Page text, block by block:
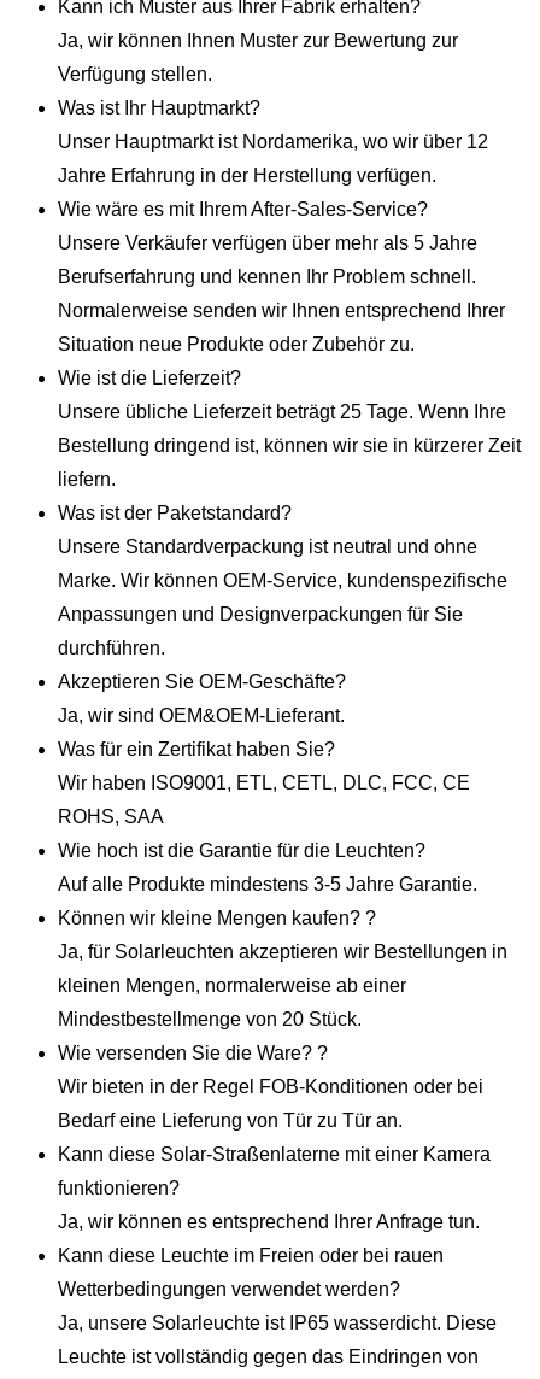
Kann ich Muster aus Ihrer Fabrik erhalten?
Ja, wir können Ihnen Muster zur Bewertung zur
Verfügung stellen.
Was ist Ihr Hauptmarkt?
Unser Hauptmarkt ist Nordamerika, wo wir über 12
Jahre Erfahrung in der Herstellung verfügen.
Wie wäre es mit Ihrem After-Sales-Service?
Unsere Verkäufer verfügen über mehr als 5 Jahre
Berufserfahrung und kennen Ihr Problem schnell.
Normalerweise senden wir Ihnen entsprechend Ihrer
Situation neue Produkte oder Zubehör zu.
Wie ist die Lieferzeit?
Unsere übliche Lieferzeit beträgt 25 Tage. Wenn Ihre
Bestellung dringend ist, können wir sie in kürzerer Zeit
liefern.
Was ist der Paketstandard?
Unsere Standardverpackung ist neutral und ohne
Marke. Wir können OEM-Service, kundenspezifische
Anpassungen und Designverpackungen für Sie
durchführen.
Akzeptieren Sie OEM-Geschäfte?
Ja, wir sind OEM&OEM-Lieferant.
Was für ein Zertifikat haben Sie?
Wir haben ISO9001, ETL, CETL, DLC, FCC, CE
ROHS, SAA
Wie hoch ist die Garantie für die Leuchten?
Auf alle Produkte mindestens 3-5 Jahre Garantie.
Können wir kleine Mengen kaufen? ?
Ja, für Solarleuchten akzeptieren wir Bestellungen in
kleinen Mengen, normalerweise ab einer
Mindestbestellmenge von 20 Stück.
Wie versenden Sie die Ware? ?
Wir bieten in der Regel FOB-Konditionen oder bei
Bedarf eine Lieferung von Tür zu Tür an.
Kann diese Solar-Straßenlaterne mit einer Kamera
funktionieren?
Ja, wir können es entsprechend Ihrer Anfrage tun.
Kann diese Leuchte im Freien oder bei rauen
Wetterbedingungen verwendet werden?
Ja, unsere Solarleuchte ist IP65 wasserdicht. Diese
Leuchte ist vollständig gegen das Eindringen von